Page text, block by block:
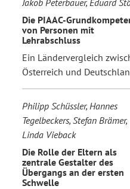
Jakob Peterbauer, Eduard
Die PIAAC-
von Personen mit
Lehrabschluss
Ein Ländervergleich
Österreich und
Philipp Schüssler, Hannes
Tegelbeckers, Stefan Brämer,
Linda Vieback
Die Rolle der Eltern als
zentrale Gestalter des
Übergangs an der ersten
Schwelle